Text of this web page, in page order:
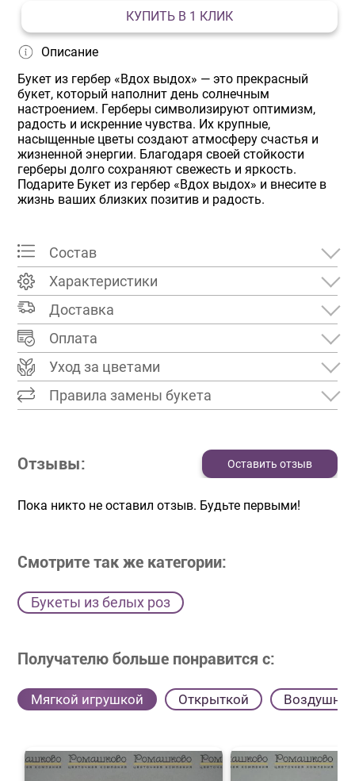
КУПИТЬ В 1 КЛИК
Описание
Букет из гербер «Вдох выдох» — это прекрасный
букет, который наполнит день солнечным
настроением. Герберы символизируют оптимизм,
радость и искренние чувства. Их крупные,
насыщенные цветы создают атмосферу счастья и
жизненной энергии. Благодаря своей стойкости
герберы долго сохраняют свежесть и яркость.
Подарите Букет из гербер «Вдох выдох» и внесите в
жизнь ваших близких позитив и радость.
Состав
Характеристики
Доставка
Оплата
Уход за цветами
Правила замены букета
Отзывы: Оставить отзыв
Пока никто не оставил отзыв. Будьте первыми!
Смотрите так же категории:
Букеты из белых роз
Получателю больше понравится с:
Мягкой игрушкой Открыткой